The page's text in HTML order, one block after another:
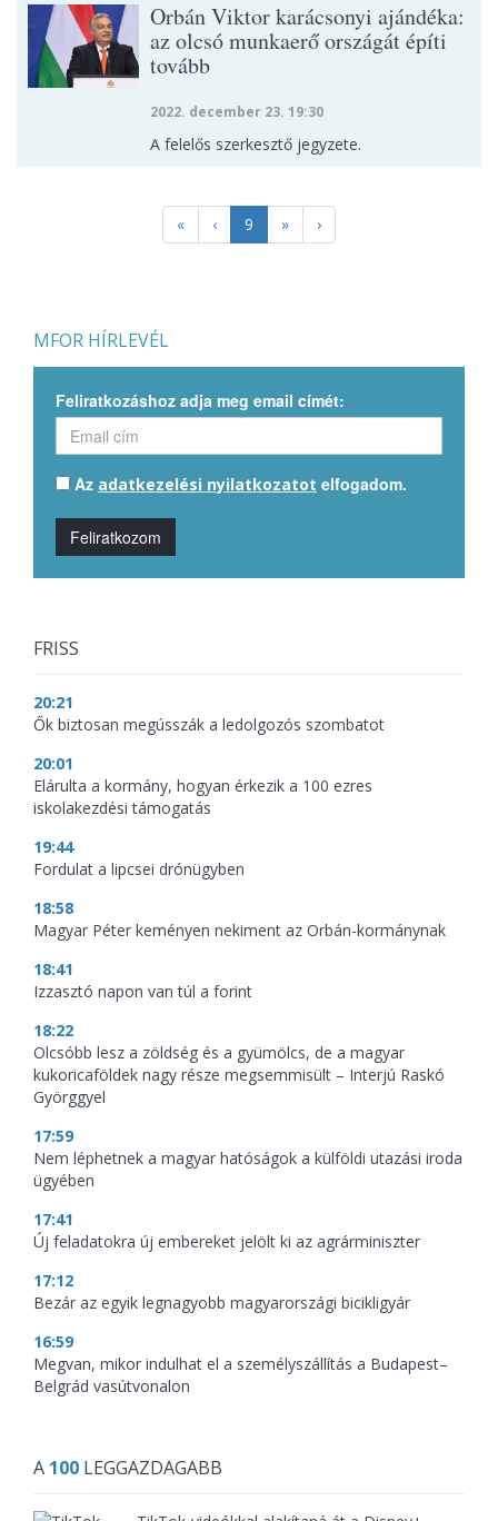
Orbán Viktor karácsonyi ajándéka:
az olcsó munkaerő országát építi
tovább
2022. december 23. 19:30
A felelős szerkesztő jegyzete.
« ‹ 9 » ›
MFOR HÍRLEVÉL
Feliratkozáshoz adja meg email címét:
Az adatkezelési nyilatkozatot elfogadom.
Feliratkozom
FRISS
20:21
Ők biztosan megússzák a ledolgozós szombatot
20:01
Elárulta a kormány, hogyan érkezik a 100 ezres
iskolakezdési támogatás
19:44
Fordulat a lipcsei drónügyben
18:58
Magyar Péter keményen nekiment az Orbán-kormánynak
18:41
Izzasztó napon van túl a forint
18:22
Olcsóbb lesz a zöldség és a gyümölcs, de a magyar
kukoricaföldek nagy része megsemmisült – Interjú Raskó
Györggyel
17:59
Nem léphetnek a magyar hatóságok a külföldi utazási iroda
ügyében
17:41
Új feladatokra új embereket jelölt ki az agrárminiszter
17:12
Bezár az egyik legnagyobb magyarországi bicikligyár
16:59
Megvan, mikor indulhat el a személyszállítás a Budapest–
Belgrád vasútvonalon
A 100 LEGGAZDAGABB